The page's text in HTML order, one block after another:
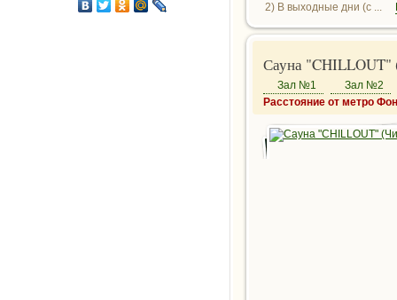
2) В выходные дни (с ...
Сауна "CHILLOUT"
Зал №1
Зал №2
Расстояние от метро